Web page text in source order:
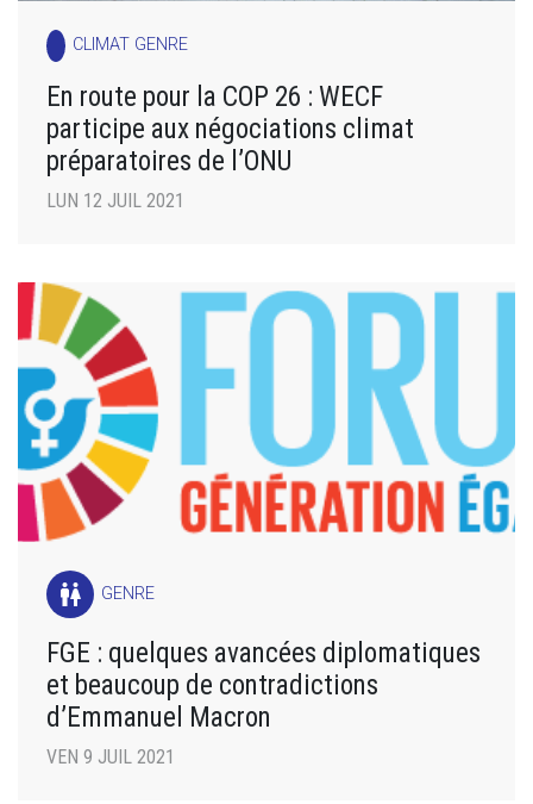
CLIMAT GENRE
En route pour la COP 26 : WECF
participe aux négociations climat
préparatoires de l’ONU
LUN 12 JUIL 2021
wc GENRE
FGE : quelques avancées diplomatiques
et beaucoup de contradictions
d’Emmanuel Macron
VEN 9 JUIL 2021